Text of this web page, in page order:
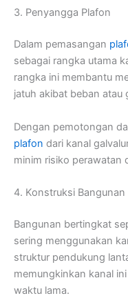
3. Penyangga Plafon
Dalam pemasangan
sebagai rangka utama
rangka ini membantu
jatuh akibat beban atau
Dengan pemotongan
plafon dari kanal
minim risiko perawatan
4. Konstruksi
Bangunan bertingkat
sering menggunakan
struktur pendukung
memungkinkan kanal
waktu lama.